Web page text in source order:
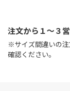
注文から１〜３
※サイズ間違いの
確認ください。